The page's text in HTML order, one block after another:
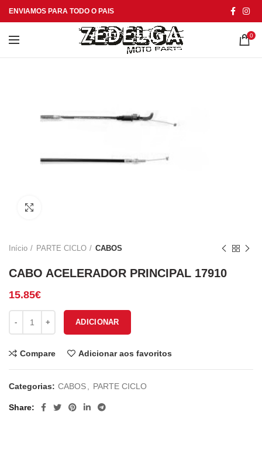
ENVIAMOS PARA TODO O PAIS
0
Início PARTE CICLO CABOS
CABO ACELERADOR PRINCIPAL 17910
15.85€
Quantidade de CABO ACELERADOR PRINCIPAL 17910
ADICIONAR
Compare Adicionar aos favoritos
Categorias: CABOS PARTE CICLO
Share